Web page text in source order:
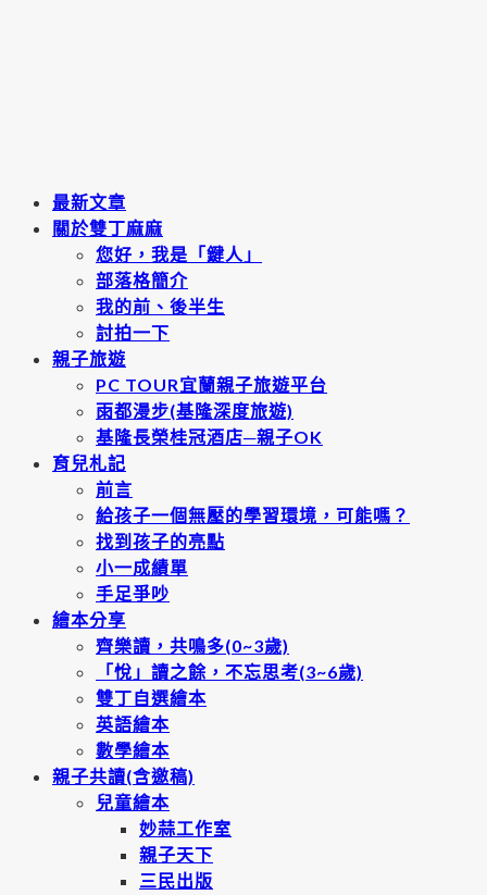
最新文章
關於雙丁麻麻
您好，我是「鍵人」
部落格簡介
我的前、後半生
討拍一下
親子旅遊
PC TOUR宜蘭親子旅遊平台
雨都漫步(基隆深度旅遊)
基隆長榮桂冠酒店─親子OK
育兒札記
前言
給孩子一個無壓的學習環境，可能嗎？
找到孩子的亮點
小一成績單
手足爭吵
繪本分享
齊樂讀，共鳴多(0~3歲)
「悅」讀之餘，不忘思考(3~6歲)
雙丁自選繪本
英語繪本
數學繪本
親子共讀(含邀稿)
兒童繪本
妙蒜工作室
親子天下
三民出版